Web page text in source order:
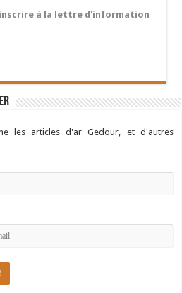
à la lettre d'information
les articles d'ar Gedour, et d'autres